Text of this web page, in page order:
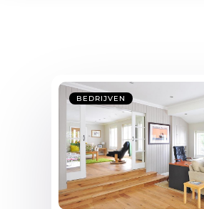
BEDRIJVEN